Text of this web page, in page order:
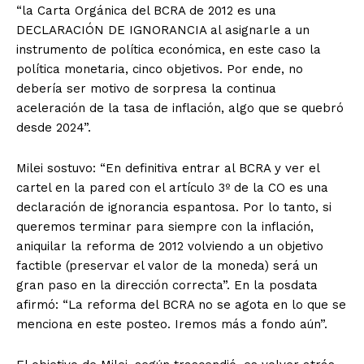
“la Carta Orgánica del BCRA de 2012 es una
DECLARACIÓN DE IGNORANCIA al asignarle a un
instrumento de política económica, en este caso la
política monetaria, cinco objetivos. Por ende, no
debería ser motivo de sorpresa la continua
aceleración de la tasa de inflación, algo que se quebró
desde 2024”.
Milei sostuvo: “En definitiva entrar al BCRA y ver el
cartel en la pared con el artículo 3º de la CO es una
declaración de ignorancia espantosa. Por lo tanto, si
queremos terminar para siempre con la inflación,
aniquilar la reforma de 2012 volviendo a un objetivo
factible (preservar el valor de la moneda) será un
gran paso en la dirección correcta”. En la posdata
afirmó: “La reforma del BCRA no se agota en lo que se
menciona en este posteo. Iremos más a fondo aún”.